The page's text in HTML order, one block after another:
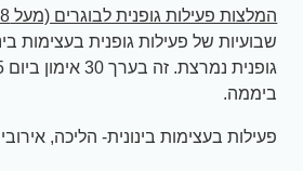
המלצות פעילות גופנית לבוגרים (מעל 18
ביממה.
פעילות בעצימות בינונית- הליכה,